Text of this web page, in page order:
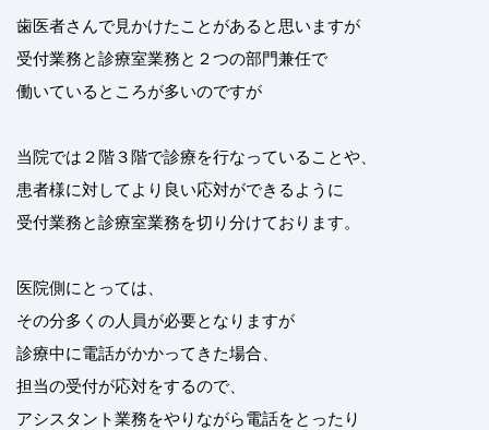
歯医者さんで見かけたことがあると思いますが
受付業務と診療室業務と２つの部門兼任で
働いているところが多いのですが
当院では２階３階で診療を行なっていることや、
患者様に対してより良い応対ができるように
受付業務と診療室業務を切り分けております。
医院側にとっては、
その分多くの人員が必要となりますが
診療中に電話がかかってきた場合、
担当の受付が応対をするので、
アシスタント業務をやりながら電話をとったり